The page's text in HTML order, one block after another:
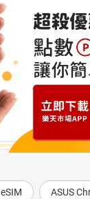
eSIM ASUS